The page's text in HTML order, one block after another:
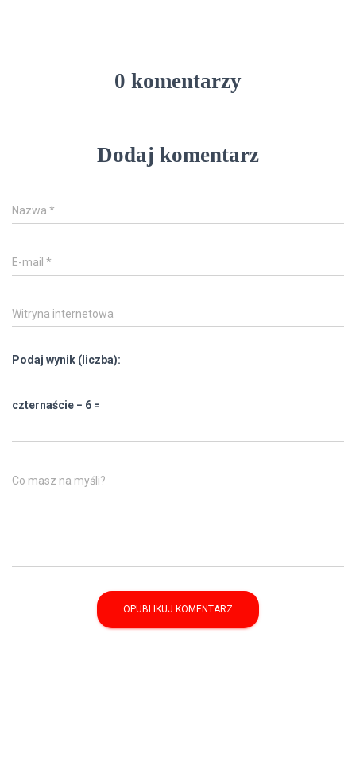
0 komentarzy
Dodaj komentarz
Nazwa *
E-mail *
Witryna internetowa
Podaj wynik (liczba):
czternaście − 6 =
Co masz na myśli?